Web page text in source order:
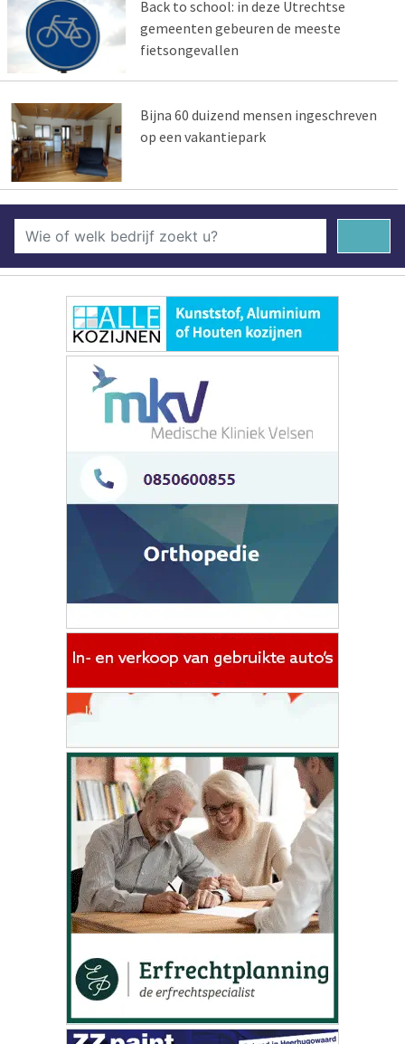
Back to school: in deze Utrechtse
gemeenten gebeuren de meeste
fietsongevallen
Bijna 60 duizend mensen ingeschreven
op een vakantiepark